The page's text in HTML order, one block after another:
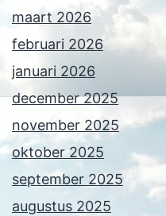
maart 2026
februari 2026
januari 2026
december 2025
november 2025
oktober 2025
september 2025
augustus 2025